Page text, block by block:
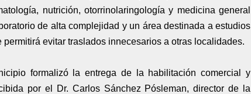
nutrición, otorrinolaringología y medicina general
de alta complejidad y un área destinada a estudios
evitar traslados innecesarios a otras localidades.
formalizó la entrega de la habilitación comercial y
por el Dr. Carlos Sánchez Pósleman, director de la